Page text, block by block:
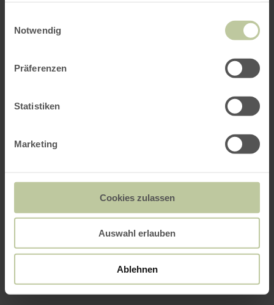
Notwendig
Präferenzen
Statistiken
Marketing
Cookies zulassen
Auswahl erlauben
Ablehnen